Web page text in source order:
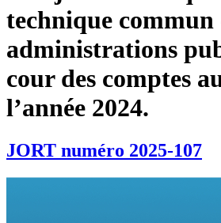
technique commun
administrations
cour des comptes
l’année 2024.
JORT numéro 2025-107